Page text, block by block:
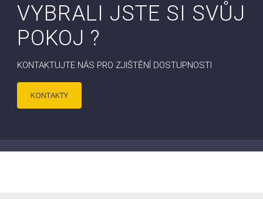
VYBRALI JSTE SI SVŮJ
POKOJ ?
KONTAKTUJTE NÁS PRO ZJIŠTĚNÍ DOSTUPNOSTI
KONTAKTY